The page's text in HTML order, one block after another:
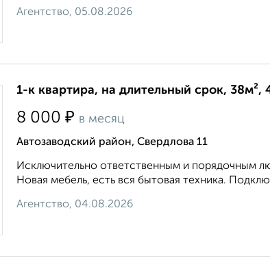
Агентство, 05.08.2026
1-к квартира, на длительный срок, 38м²,
8 000 ₽ в месяц
Автозаводский район, Свердлова 11
Исключительно ответственным и порядочным
Новая мебель, есть вся бытовая техника.
Агентство, 04.08.2026